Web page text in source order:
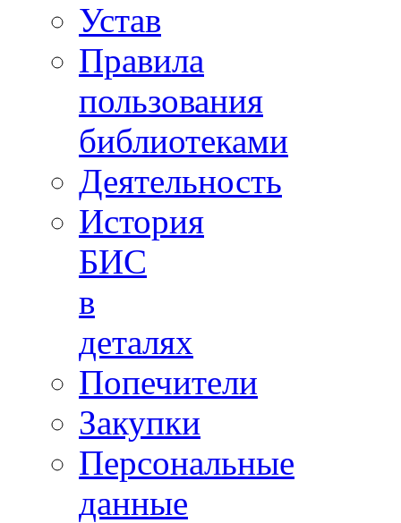
Устав
Правила
пользования
библиотеками
Деятельность
История
БИС
в
деталях
Попечители
Закупки
Персональные
данные